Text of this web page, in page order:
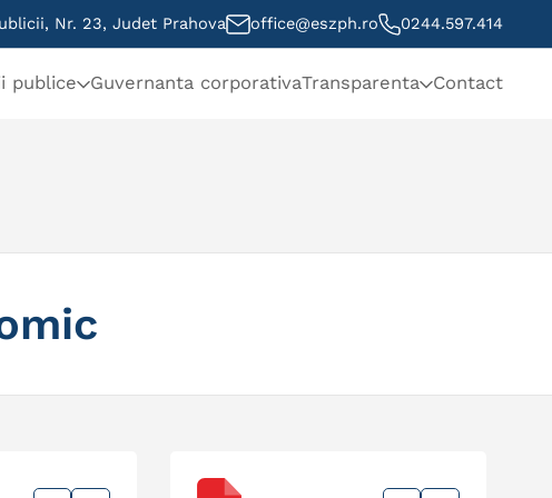
Nr. 23, Judet Prahova office@eszph.ro 0244.597.414
publice Guvernanta corporativaTransparenta Contact